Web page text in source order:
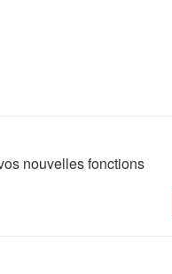
nouvelles fonctions